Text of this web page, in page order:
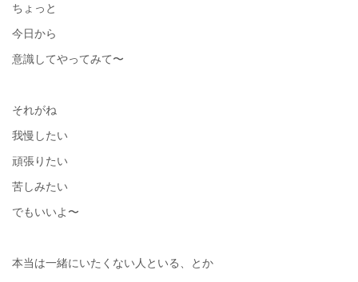
ちょっと
今日から
意識してやってみて〜
それがね
我慢したい
頑張りたい
苦しみたい
でもいいよ〜
本当は一緒にいたくない人といる、とか